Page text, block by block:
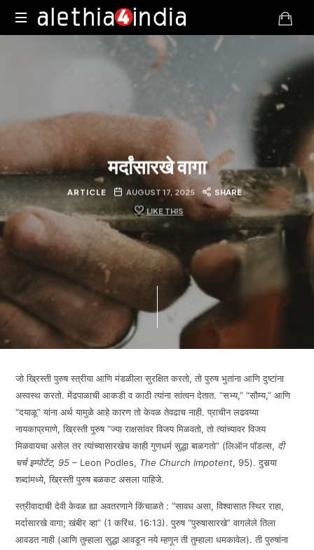
Alethia4India
मर्दांसारखे वागा
ARTICLE AUGUST 17, 2025 SHARE
LIKE THIS
जो ख्रिस्ती पुरुष स्त्रीया आणि मंडळीला सुरक्षित करतो, तो पुरुष भुतांना आणि दुष्टांना
अस्वस्थ करतो. मेंढपाळाची आकडी व काठी त्यांना सांत्वन देतात. “सभ्य,” “सौम्य,” आणि
“दयाळू” यांना अर्थ यामुळे आहे कारण तो केवळ तेवढाच नाही. प्राचीन लढवय्या
नायकाप्रमाणे, ख्रिस्ती पुरुष “ज्या राक्षसांवर विजय मिळवतो, तो त्यांच्यावर विजय
मिळवायचा असेल तर त्यांच्यासारखेच काही गुणधर्म सुद्धा बाळगतो” (लिऑन पॉडल्स, दी
चर्च इम्पोटेंट, 95 – Leon Podles, The Church Impotent, 95). दुसर्‍या
शब्दांमध्ये, ख्रिस्ती पुरुष बळकट असला पाहिजे.
स्त्रीवादाची देवी केवळ ह्या अवतरणाने किंचाळते : “सावध असा, विश्वासात स्थिर राहा,
मर्दासारखे वागा; खंबीर व्हा” (1 करिंथ. 16:13). पुरुष “पुरुषासारखे” वागलेले तिला
आवडत नाही (आणि तुम्हाला सुद्धा आवडून नये म्हणून ती तुम्हाला धमकावेल). ती पुरुषांना